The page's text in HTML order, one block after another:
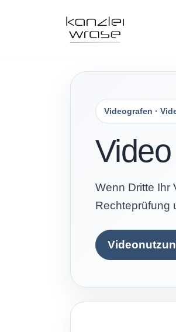
URHEBERRECHT
Bildrecht & Urheberrecht
Urheberrechtsverletzung Bild
Haftungsformen
Image Professionals GmbH
August Image LLC
CBH Rechtsanwälte
Videografen ·
Wenn Dritte Ihr
Rechteprüfung